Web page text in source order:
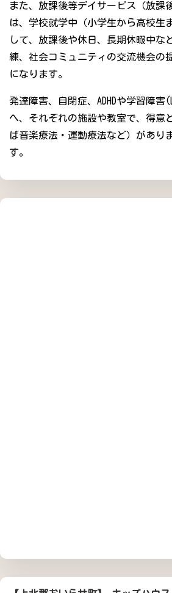
また、放課後等デイサービス（放課
は、学校就学中（小学生から高校生
して、放課後や休日、長期休暇中な
練、社会コミュニティの交流機会の
になります。
発達障害、自閉症、ADHDや学習障害
へ、それぞれの施設や教室で、得意
ば音楽療法・運動療法など）があり
す。